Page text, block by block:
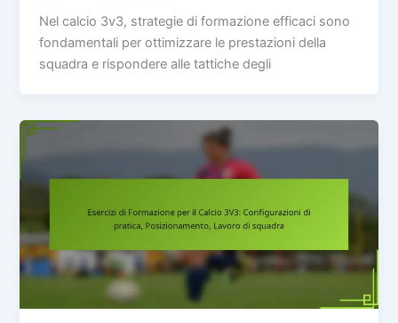
Nel calcio 3v3, strategie di formazione efficaci sono
fondamentali per ottimizzare le prestazioni della
squadra e rispondere alle tattiche degli